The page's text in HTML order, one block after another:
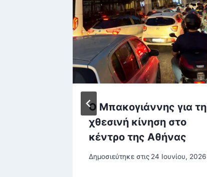
Ο Μπακογιάννης για τη
χθεσινή κίνηση στο
κέντρο της Αθήνας
Δημοσιεύτηκε στις 24 Ιουνίου, 2026